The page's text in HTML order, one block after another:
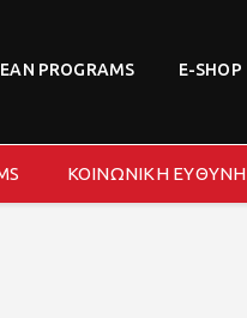
PROGRAMS E-SHOP
ΚΟΙΝΩΝΙΚΗ ΕΥΘΥΝΗ